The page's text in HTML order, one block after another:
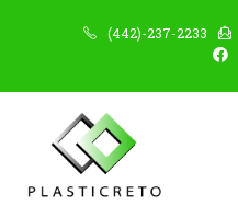
(442)-237-2233